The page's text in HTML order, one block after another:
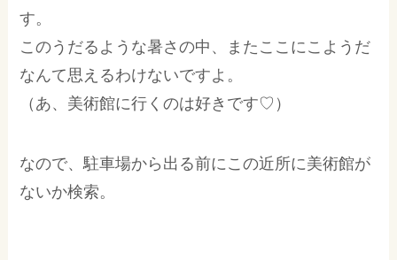
す。
このうだるような暑さの中、またここにこようだ
なんて思えるわけないですよ。
（あ、美術館に行くのは好きです♡）
なので、駐車場から出る前にこの近所に美術館が
ないか検索。